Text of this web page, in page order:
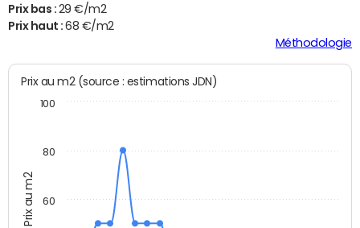
Prix bas : 29 €/m2
Prix haut :68 €/m2
Méthodologie
Prix au m2
Prix au m2 (source : estimations JDN)
60
80
100